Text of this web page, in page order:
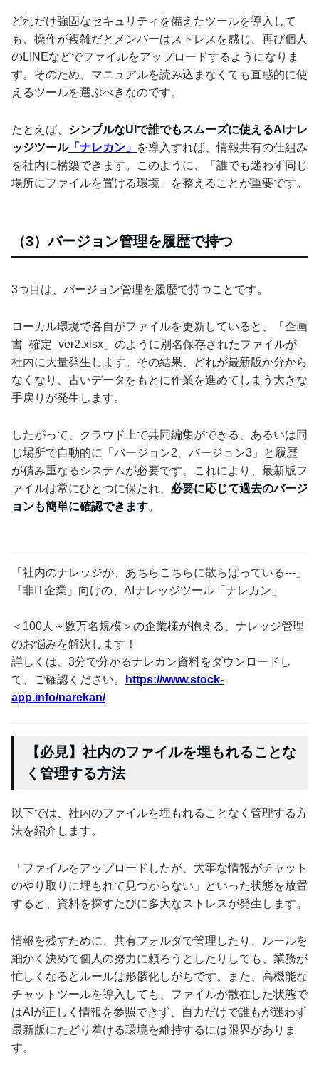
どれだけ強固なセキュリティを備えたツールを導入して
も、操作が複雑だとメンバーはストレスを感じ、再び個人
のLINEなどでファイルをアップロードするようになりま
す。そのため、マニュアルを読み込まなくても直感的に使
えるツールを選ぶべきなのです。
たとえば、 シンプルなUIで誰でもスムーズに使えるAIナレ
ッジツール「ナレカン」 を導入すれば、情報共有の仕組み
を社内に構築できます。このように、「誰でも迷わず同じ
場所にファイルを置ける環境」を整えることが重要です。
（3）バージョン管理を履歴で持つ
3つ目は、バージョン管理を履歴で持つことです。
ローカル環境で各自がファイルを更新していると、「企画
書_確定_ver2.xlsx」のように別名保存されたファイルが
社内に大量発生します。その結果、どれが最新版か分から
なくなり、古いデータをもとに作業を進めてしまう大きな
手戻りが発生します。
したがって、クラウド上で共同編集ができる、あるいは同
じ場所で自動的に「バージョン2、バージョン3」と履歴
が積み重なるシステムが必要です。これにより、最新版フ
ァイルは常にひとつに保たれ、 必要に応じて過去のバージ
ョンも簡単に確認できます。
「社内のナレッジが、あちらこちらに散らばっている---」
『非IT企業』向けの、AIナレッジツール「ナレカン」
＜100人～数万名規模＞の企業様が抱える、ナレッジ管理
のお悩みを解決します！
詳しくは、3分で分かるナレカン資料をダウンロードし
て、ご確認ください。
https://www.stock-
app.info/narekan/
【必見】社内のファイルを埋もれることな
く管理する方法
以下では、社内のファイルを埋もれることなく管理する方
法を紹介します。
「ファイルをアップロードしたが、大事な情報がチャット
のやり取りに埋もれて見つからない」といった状態を放置
すると、資料を探すたびに多大なストレスが発生します。
情報を残すために、共有フォルダで管理したり、ルールを
細かく決めて個人の努力に頼ろうとしたりしても、業務が
忙しくなるとルールは形骸化しがちです。また、高機能な
チャットツールを導入しても、ファイルが散在した状態で
はAIが正しく情報を参照できず、自力だけで誰もが迷わず
最新版にたどり着ける環境を維持するには限界がありま
す。